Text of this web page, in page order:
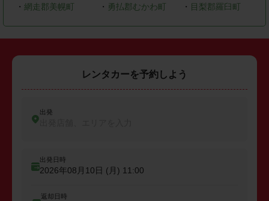
・ 網走郡美幌町 ・ 勇払郡むかわ町 ・ 目梨郡羅臼町
レンタカーを予約しよう
出発
出発日時
2026年08月10日 (月) 11:00
返却日時